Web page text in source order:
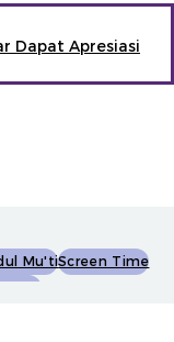
Dapat Apresiasi
Mu'tiScreen Time